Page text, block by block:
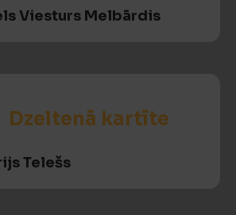
Viesturs Melbārdis
Dzeltenā kartīte
Telešs